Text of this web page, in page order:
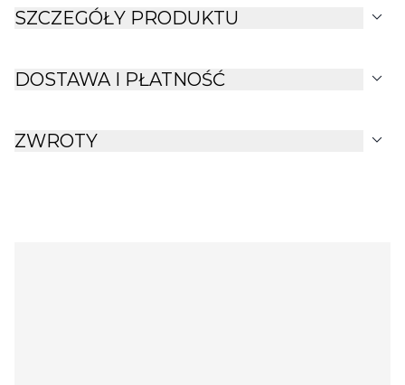
SZCZEGÓŁY PRODUKTU expand_more
DOSTAWA I PŁATNOŚĆ expand_more
ZWROTY expand_more